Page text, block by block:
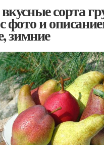
сорта
фото и
зимние